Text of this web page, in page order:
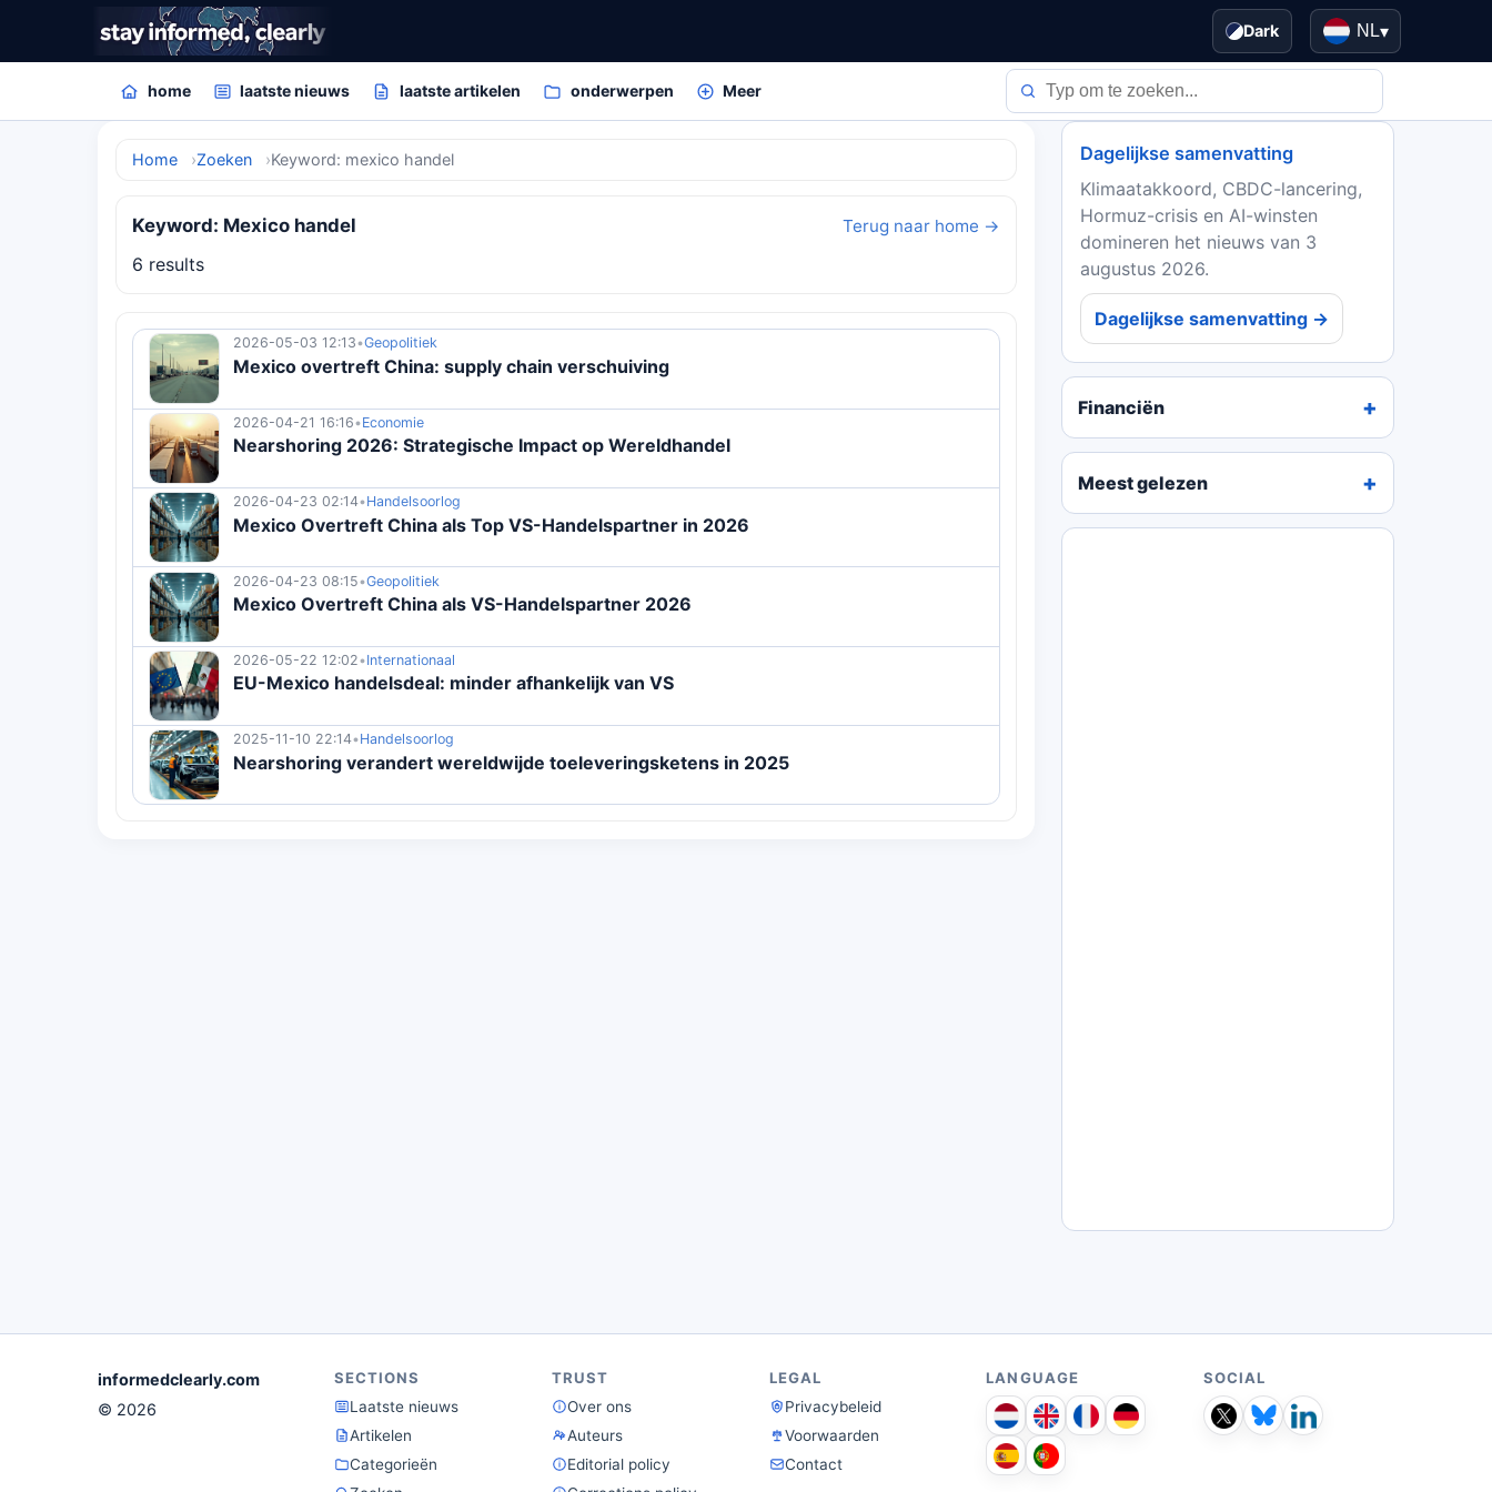
Dark NL▾
home laatste nieuws laatste artikelen onderwerpen Meer
Home Zoeken Keyword: mexico handel
Keyword: Mexico handel Terug naar home →
6 results
2026-05-03 12:13•Geopolitiek
Mexico overtreft China: supply chain verschuiving
2026-04-21 16:16•Economie
Nearshoring 2026: Strategische Impact op Wereldhandel
2026-04-23 02:14•Handelsoorlog
Mexico Overtreft China als Top VS-Handelspartner in 2026
2026-04-23 08:15•Geopolitiek
Mexico Overtreft China als VS-Handelspartner 2026
2026-05-22 12:02•Internationaal
EU-Mexico handelsdeal: minder afhankelijk van VS
2025-11-10 22:14•Handelsoorlog
Nearshoring verandert wereldwijde toeleveringsketens in 2025
Dagelijkse samenvatting
Klimaatakkoord, CBDC-lancering,
Hormuz-crisis en AI-winsten
domineren het nieuws van 3
augustus 2026.
Dagelijkse samenvatting →
Financiën
Meest gelezen
informedclearly.com
© 2026
SECTIONS
Laatste nieuws
Artikelen
Categorieën
TRUST
Over ons
Auteurs
Editorial policy
LEGAL
Privacybeleid
Voorwaarden
Contact
LANGUAGE SOCIAL